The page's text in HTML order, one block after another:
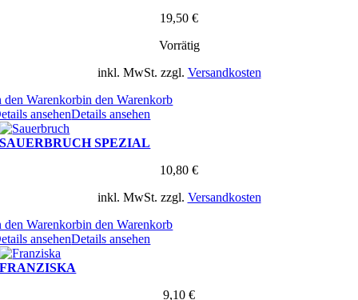
19,50 €
Vorrätig
inkl. MwSt. zzgl. Versandkosten
den Warenkorbin den Warenkorb
ansehenDetails ansehen
SAUERBRUCH SPEZIAL
10,80 €
inkl. MwSt. zzgl. Versandkosten
den Warenkorbin den Warenkorb
ansehenDetails ansehen
FRANZISKA
9,10 €